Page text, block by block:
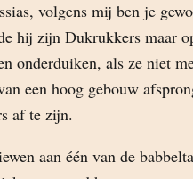
volgens mij ben je
hij zijn Dukrukkers maar
onderduiken, als ze niet
een hoog gebouw
af te zijn.
aan één van de